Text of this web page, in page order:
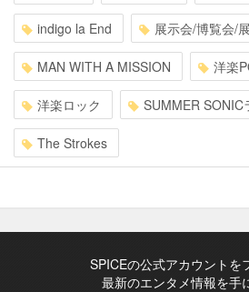
indigo la End 展示会/博覧会/
MAN WITH A MISSION 洋楽
洋楽ロック SUMMER SONIC
The Strokes
SPICEの公式アカウントを
最新のエンタメ情報を手